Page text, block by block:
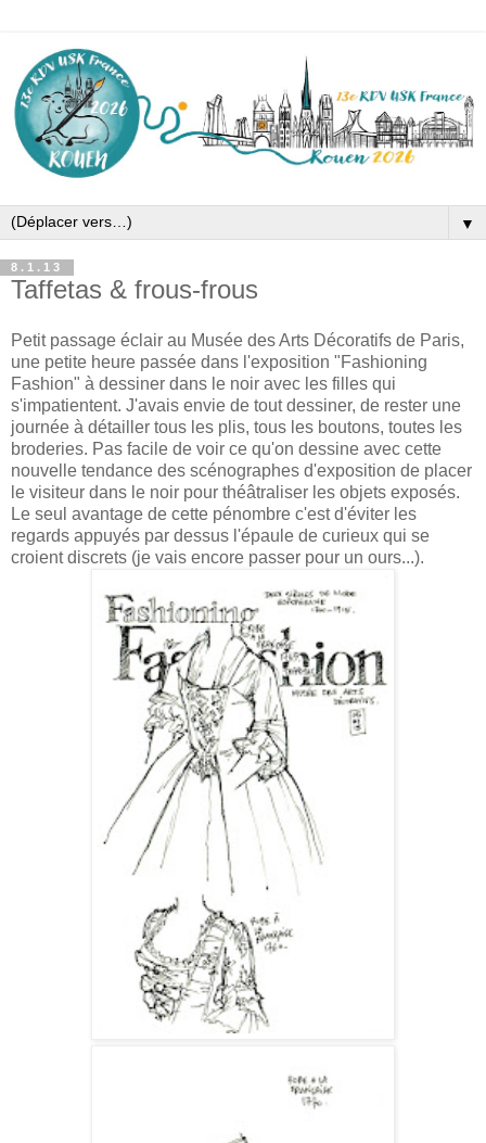
▼
8.1.13
Taffetas & frous-frous
Petit passage éclair au Musée des Arts Décoratifs de Paris,
une petite heure passée dans l'exposition "Fashioning
Fashion" à dessiner dans le noir avec les filles qui
s'impatientent. J'avais envie de tout dessiner, de rester une
journée à détailler tous les plis, tous les boutons, toutes les
broderies. Pas facile de voir ce qu'on dessine avec cette
nouvelle tendance des scénographes d'exposition de placer
le visiteur dans le noir pour théâtraliser les objets exposés.
Le seul avantage de cette pénombre c'est d'éviter les
regards appuyés par dessus l'épaule de curieux qui se
croient discrets (je vais encore passer pour un ours...).